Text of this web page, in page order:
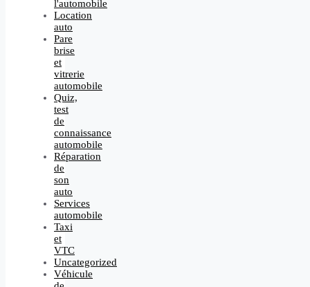
l'automobile
Location
auto
Pare
brise
et
vitrerie
automobile
Quiz,
test
de
connaissance
automobile
Réparation
de
son
auto
Services
automobile
Taxi
et
VTC
Uncategorized
Véhicule